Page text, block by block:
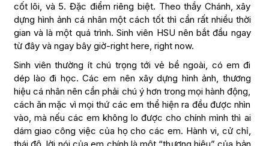
cốt lõi, và 5. Đặc điểm riêng biệt. Theo thầy Chánh, xây
dựng hình ảnh cá nhân một cách tốt thì cần rất nhiều thời
gian và là một quá trình. Sinh viên HSU nên bắt đầu ngay
từ đây và ngay bây giờ-right here, right now.
Sinh viên thường ít chú trọng tới vẻ bề ngoài, có em đi
dép lào đi học. Các em nên xây dựng hình ảnh, thương
hiệu cá nhân nên cần phải chú ý hơn trong mọi hành động,
cách ăn mặc vì mọi thứ các em thể hiện ra đều được nhìn
vào, mà nếu các em không lo được cho chính mình thì ai
dám giao công việc của họ cho các em. Hành vi, cử chỉ,